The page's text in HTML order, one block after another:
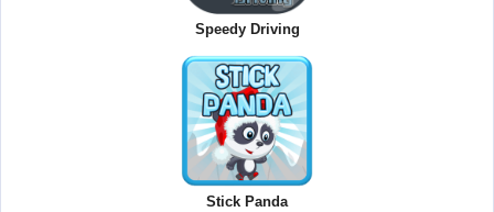
Speedy Driving
Stick Panda